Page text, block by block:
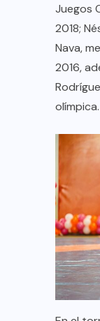
Juegos
2018;
Nava,
2016,
olímpica.